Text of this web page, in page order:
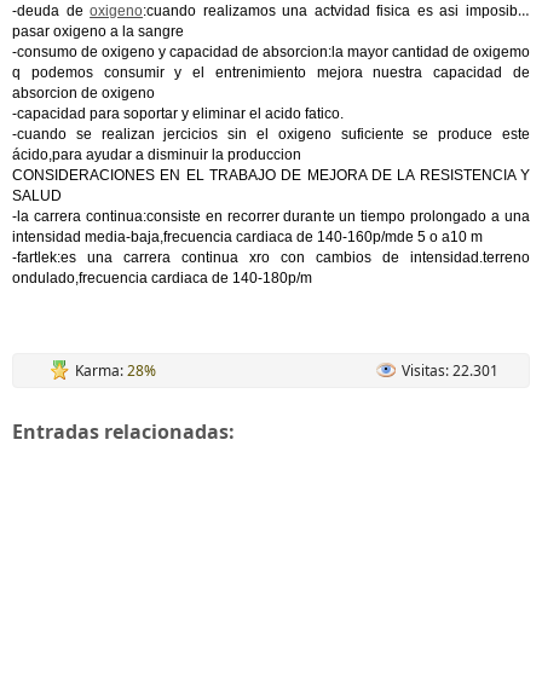
-deuda deoxigeno:cuando realizamos una actvidad fisica es asi imposible
pasar oxigeno a la sangre
-consumo de oxigeno y capacidad de absorcion:la mayor cantidad de oxigemo
q podemos consumir y el entrenimiento mejora nuestra capacidad de
absorcion de oxigeno
-capacidad para soportar y eliminar el acido fatico.
-cuando se realizan jercicios sin el oxigeno suficiente se produce este
ácido,para ayudar a disminuir la produccion
CONSIDERACIONES EN EL TRABAJO DE MEJORA DE LA RESISTENCIA Y
SALUD
-la carrera continua:consiste en recorrer durante un tiempo prolongado a una
intensidad media-baja,frecuencia cardiaca de 140-160p/mde 5 o a10 m
-fartlek:es una carrera continua xro con cambios de intensidad.terreno
ondulado,frecuencia cardiaca de 140-180p/m
Karma:28% Visitas: 22.301
Entradas relacionadas: